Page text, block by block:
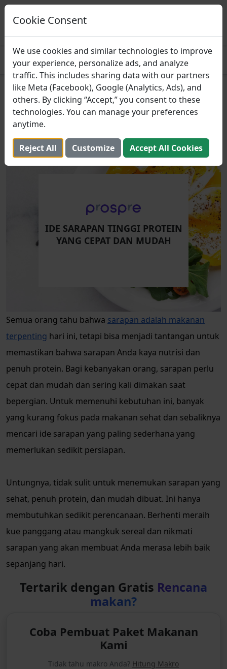
Prospre: Perencana
Makanan
Paket makan berdasarkan makro
4.8
Ide Sarapan Tinggi Protein
yang Cepat dan Mudah
IDE SARAPAN TINGGI PROTEIN
YANG CEPAT DAN MUDAH
Semua orang tahu bahwa sarapan adalah makanan
terpenting hari ini, tetapi bisa menjadi tantangan untuk
memastikan bahwa sarapan Anda kaya nutrisi dan
penuh protein. Bagi kebanyakan orang, sarapan perlu
cepat dan mudah dan sering kali dimakan saat
bepergian. Untuk memenuhi kebutuhan ini, banyak
yang kurang fokus pada makanan sehat dan sebaliknya
mencari ide sarapan yang paling sederhana yang
memerlukan sedikit persiapan.
Untungnya, tidak sulit untuk menemukan sarapan yang
sehat, penuh protein, dan mudah dibuat. Ini hanya
membutuhkan sedikit perencanaan. Berhenti meraih
kue panggang atau mangkuk sereal dan nikmati
sarapan yang akan membuat Anda merasa lebih baik
sepanjang hari.
Tertarik dengan Gratis Rencana
makan?
Coba Pembuat Paket Makanan
Kami
Tidak tahu makro Anda? Hitung Makro
Cookie Consent
We use cookies and similar technologies to improve
your experience, personalize ads, and analyze
traffic. This includes sharing data with our partners
like Meta (Facebook), Google (Analytics, Ads), and
others. By clicking “Accept,” you consent to these
technologies. You can manage your preferences
anytime.
Reject All Customize Accept All Cookies